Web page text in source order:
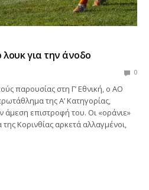
για την άνοδο
0
παρουσίας στη Γ’ Εθνική, ο ΑΟ
της Α’ Κατηγορίας,
άμεση επιστροφή του. Οι «οράνιε»
Κορινθίας αρκετά αλλαγμένοι,